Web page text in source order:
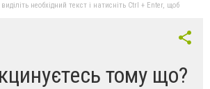
необхідний текст і натисніть Ctrl + Enter, щоб
тому що?